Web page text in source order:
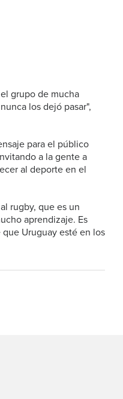
grupo de mucha
los dejó pasar",
para el público
a la gente a
al deporte en el
rugby, que es un
aprendizaje. Es
Uruguay esté en los